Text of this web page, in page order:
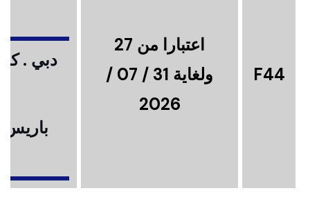
F44
اعتبارا من 27
ولغاية 31 / 07 /
2026
دبي .
باريس